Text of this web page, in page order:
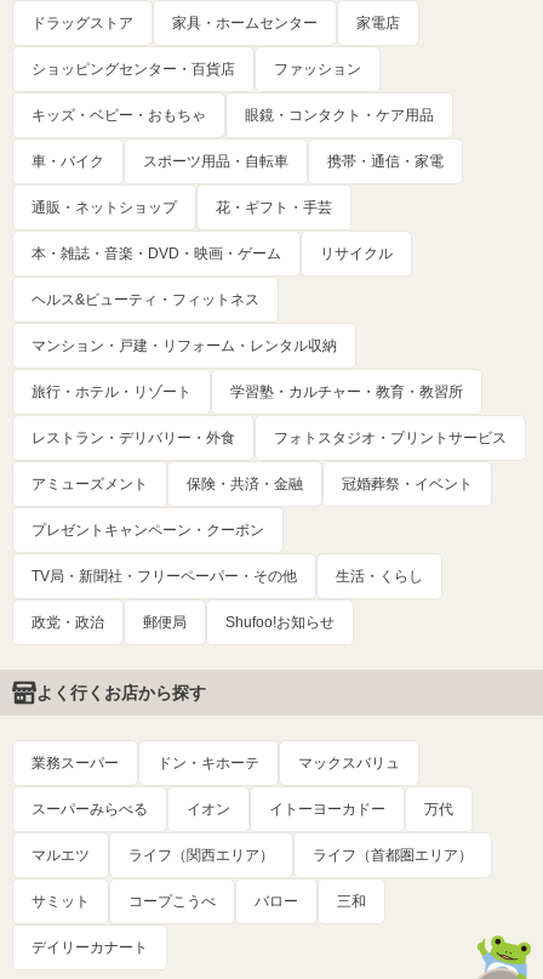
ドラッグストア 家具・ホームセンター 家電店
ショッピングセンター・百貨店 ファッション
キッズ・ベビー・おもちゃ 眼鏡・コンタクト・ケア用品
車・バイク スポーツ用品・自転車 携帯・通信・家電
通販・ネットショップ 花・ギフト・手芸
本・雑誌・音楽・DVD・映画・ゲーム リサイクル
ヘルス&ビューティ・フィットネス
マンション・戸建・リフォーム・レンタル収納
旅行・ホテル・リゾート 学習塾・カルチャー・教育・教習所
レストラン・デリバリー・外食 フォトスタジオ・プリントサービス
アミューズメント 保険・共済・金融 冠婚葬祭・イベント
プレゼントキャンペーン・クーポン
TV局・新聞社・フリーペーパー・その他 生活・くらし
政党・政治 郵便局 Shufoo!お知らせ
よく行くお店から探す
業務スーパー ドン・キホーテ マックスバリュ
スーパーみらべる イオン イトーヨーカドー 万代
マルエツ ライフ（関西エリア） ライフ（首都圏エリア）
サミット コープこうべ バロー 三和
デイリーカナート